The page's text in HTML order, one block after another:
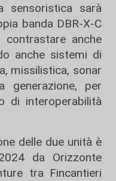
sensoristica sarà
banda DBR-X-C
anche
anche sistemi di
missilistica, sonar
generazione, per
di interoperabilità
delle due unità è
da Orizzonte
tra Fincantieri